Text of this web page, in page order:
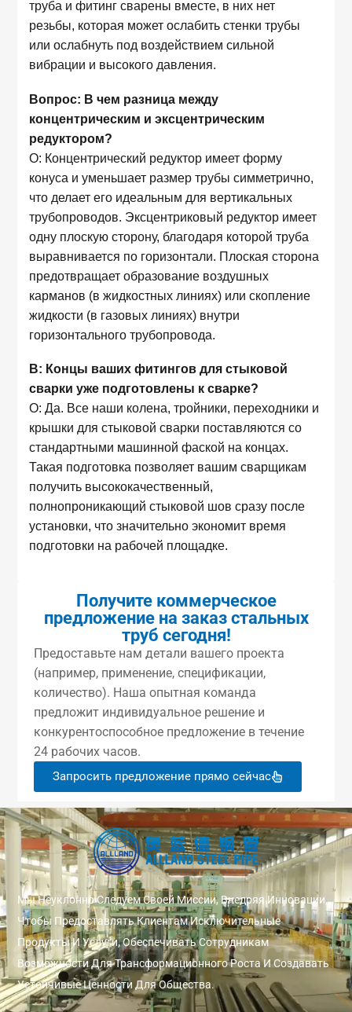
труба и фитинг сварены вместе, в них нет
резьбы, которая может ослабить стенки трубы
или ослабнуть под воздействием сильной
вибрации и высокого давления.
Вопрос: В чем разница между
концентрическим и эксцентрическим
редуктором?
О: Концентрический редуктор имеет форму
конуса и уменьшает размер трубы симметрично,
что делает его идеальным для вертикальных
трубопроводов. Эксцентриковый редуктор имеет
одну плоскую сторону, благодаря которой труба
выравнивается по горизонтали. Плоская сторона
предотвращает образование воздушных
карманов (в жидкостных линиях) или скопление
жидкости (в газовых линиях) внутри
горизонтального трубопровода.
В: Концы ваших фитингов для стыковой
сварки уже подготовлены к сварке?
О: Да. Все наши колена, тройники, переходники и
крышки для стыковой сварки поставляются со
стандартными машинной фаской на концах.
Такая подготовка позволяет вашим сварщикам
получить высококачественный,
полнопроникающий стыковой шов сразу после
установки, что значительно экономит время
подготовки на рабочей площадке.
Получите коммерческое
предложение на заказ стальных
труб сегодня!
Предоставьте нам детали вашего проекта
(например, применение, спецификации,
количество). Наша опытная команда
предложит индивидуальное решение и
конкурентоспособное предложение в течение
24 рабочих часов.
Запросить предложение прямо сейчас
Мы Неуклонно Следуем Своей Миссии, Внедряя Инновации,
Чтобы Предоставлять Клиентам Исключительные
Продукты И Услуги, Обеспечивать Сотрудникам
Возможности Для Трансформационного Роста И Создавать
Устойчивые Ценности Для Общества.